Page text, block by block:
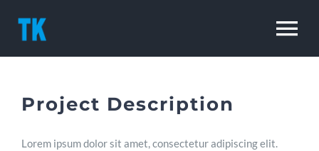
content
Project Description
Lorem ipsum dolor sit amet, consectetur adipiscing elit.